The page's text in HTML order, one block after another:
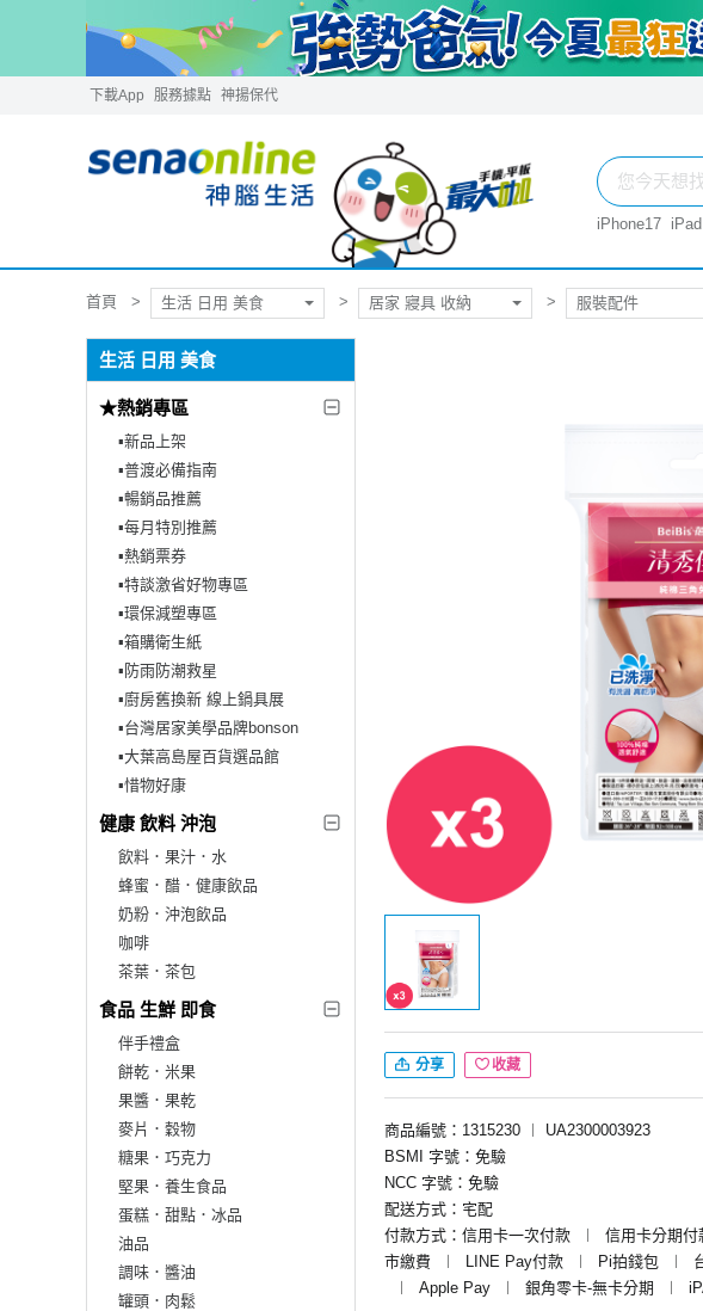
下載App 服務據點 神揚保代
iPhone17 iPad
首頁 生活 日用 美食 居家 寢具 收納 服裝配件
生活 日用 美食
★熱銷專區
▪︎新品上架
▪︎普渡必備指南
▪︎暢銷品推薦
▪︎每月特別推薦
▪︎熱銷票券
▪︎特談激省好物專區
▪︎環保減塑專區
▪︎箱購衛生紙
▪︎防雨防潮救星
▪︎廚房舊換新 線上鍋具展
▪︎台灣居家美學品牌bonson
▪︎大葉高島屋百貨選品館
▪︎惜物好康
健康 飲料 沖泡
飲料．果汁．水
蜂蜜．醋．健康飲品
奶粉．沖泡飲品
咖啡
茶葉．茶包
食品 生鮮 即食
伴手禮盒
餅乾．米果
果醬．果乾
麥片．穀物
糖果．巧克力
堅果．養生食品
蛋糕．甜點．冰品
油品
調味．醬油
罐頭．肉鬆
分享 收藏
商品編號：1315230 ︱
UA2300003923
BSMI 字號：免驗
NCC 字號：免驗
配送方式：宅配
付款方式：信用卡一次付款
︱ 信用卡分期付
市繳費
︱ LINE Pay付款 ︱ Pi拍錢包 ︱
︱
Apple Pay ︱ 銀角零卡-無卡分期 ︱